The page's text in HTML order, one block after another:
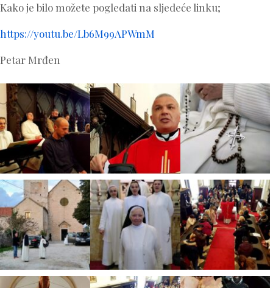
Kako je bilo možete pogledati na sljedeće linku;
https://youtu.be/Lb6M99APWmM
Petar Mrđen